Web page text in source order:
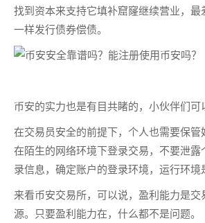
找到资本来支持它填补窟窿继续营业，
一样发行债券偿债。
币安的实力也是有目共睹的，小伙伴们可
在交易员安全的前提下，个人也需要保
在陌生的网络环境下登录交易，不要泄
录信息，确定账户的登录环境，运行环境
来看币安交易所，可以说，盈利能力是交
源。只要盈利能力在，什么都不是问题。